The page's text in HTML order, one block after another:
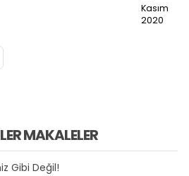
Kasım
2020
MAKALELER
Gibi Değil!